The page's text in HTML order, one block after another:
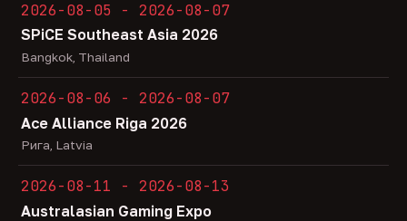
2026-08-05 - 2026-08-07
SPiCE Southeast Asia 2026
Bangkok, Thailand
2026-08-06 - 2026-08-07
Ace Alliance Riga 2026
Рига, Latvia
2026-08-11 - 2026-08-13
Australasian Gaming Expo